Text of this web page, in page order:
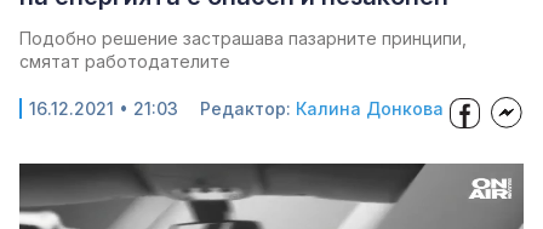
Подобно решение застрашава пазарните принципи,
смятат работодателите
16.12.2021 • 21:03 Редактор: Калина Донкова